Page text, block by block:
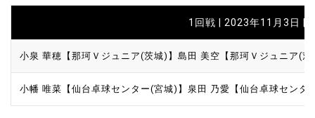
1回戦 | 2023年11月3日 |
小泉 華穂【那珂Ｖジュニア(茨城)】 島田 美空【那珂Ｖジュニア(茨
小幡 唯菜【仙台卓球センター(宮城)】 泉田 乃愛【仙台卓球センタ